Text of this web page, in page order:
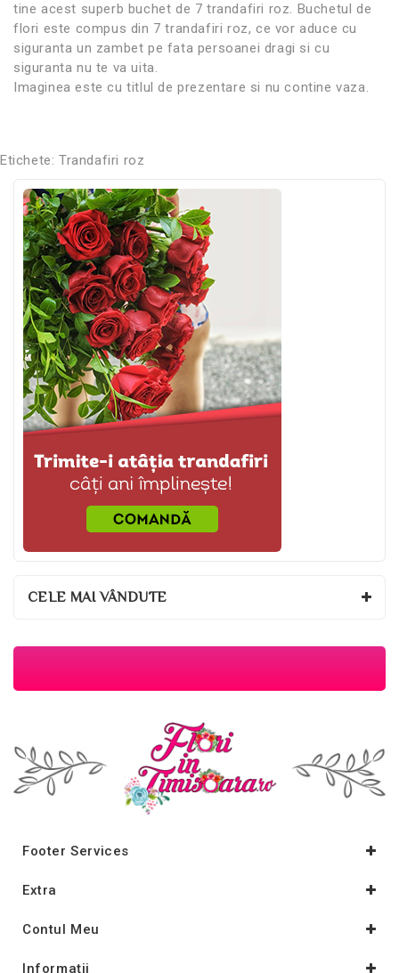
tine acest superb buchet de 7 trandafiri roz. Buchetul de
flori este compus din 7 trandafiri roz, ce vor aduce cu
siguranta un zambet pe fata persoanei dragi si cu
siguranta nu te va uita.
Imaginea este cu titlul de prezentare si nu contine vaza.
Etichete: Trandafiri roz
CELE MAI VÂNDUTE
Footer Services
Extra
Contul Meu
Informaţii